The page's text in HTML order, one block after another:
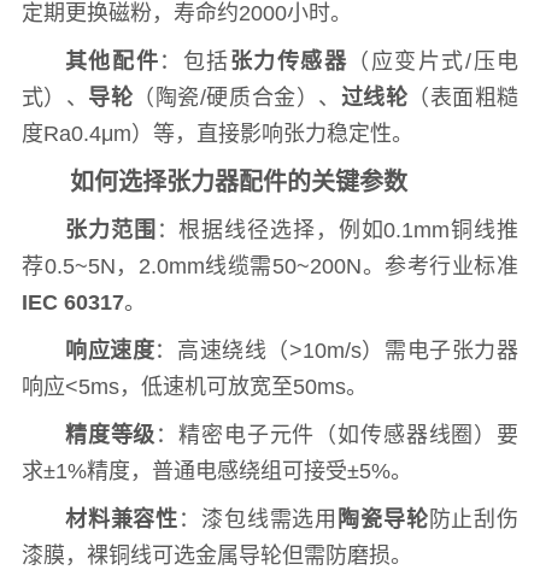
定期更换磁粉，寿命约2000小时。
其他配件 ：包括张力传感器 （应变片式/压电
式）、 导轮 （陶瓷/硬质合金）、 过线轮 （表面粗糙
度Ra0.4μm）等，直接影响张力稳定性。
如何选择张力器配件的关键参数
张力范围 ：根据线径选择，例如0.1mm铜线推
荐0.5~5N，2.0mm线缆需50~200N。参考行业标准
IEC 60317。
响应速度：高速绕线（>10m/s）需电子张力器
响应<5ms，低速机可放宽至50ms。
精度等级 ：精密电子元件（如传感器线圈）要
求±1%精度，普通电感绕组可接受±5%。
材料兼容性 ：漆包线需选用 陶瓷导轮 防止刮伤
漆膜，裸铜线可选金属导轮但需防磨损。